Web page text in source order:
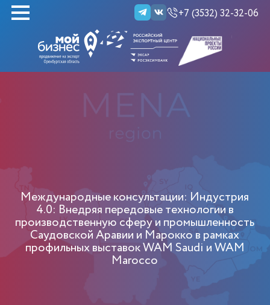
+7 (3532) 32-32-06
Международные консультации: Индустрия
4.0: Внедряя передовые технологии в
производственную сферу и промышленность
Саудовской Аравии и Марокко в рамках
профильных выставок WAM Saudi и WAM
Marocco